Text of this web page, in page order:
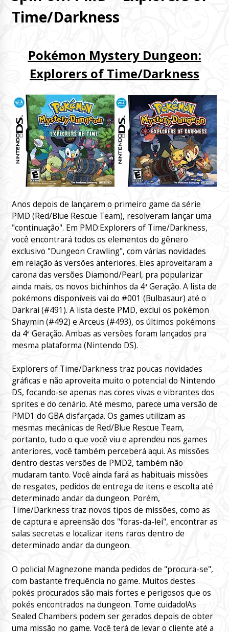
Time/Darkness
Pokémon Mystery Dungeon:
Explorers of Time/Darkness
Anos depois de lançarem o primeiro game da série
PMD (Red/Blue Rescue Team), resolveram lançar uma
"continuação". Em PMD:Explorers of Time/Darkness,
você encontrará todos os elementos do gênero
exclusivo "Dungeon Crawling", com várias novidades
em relação às versões anteriores. Eles aproveitaram a
carona das versões Diamond/Pearl, pra popularizar
ainda mais, os novos bichinhos da 4ª Geração. A lista de
pokémons disponíveis vai do #001 (Bulbasaur) até o
Darkrai (#491). A lista deste PMD, exclui os pokémon
Shaymin (#492) e Arceus (#493), os últimos pokémons
da 4ª Geração. Ambas as versões foram lançados pra
mesma plataforma (Nintendo DS).
Explorers of Time/Darkness traz poucas novidades
gráficas e não aproveita muito o potencial do Nintendo
DS, focando-se apenas nas cores vivas e vibrantes dos
sprites e do cenário. Até mesmo, parece uma versão de
PMD1 do GBA disfarçada. Os games utilizam as
mesmas mecânicas de Red/Blue Rescue Team,
portanto, tudo o que você viu e aprendeu nos games
anteriores, você também perceberá aqui. As missões
dentro destas versões de PMD2, também não
mudaram tanto. Você ainda fará as habituais missões
de resgates, pedidos de entrega de itens e escolta até
determinado andar da dungeon. Porém,
Time/Darkness traz novos tipos de missões, como as
de captura e apreensão dos "foras-da-lei", encontrar as
salas secretas e localizar itens raros dentro de
determinado andar da dungeon.
O policial Magnezone manda pedidos de "procura-se",
com bastante frequência no game. Muitos destes
pokés procurados são mais fortes e perigosos que os
pokés encontrados na dungeon. Tome cuidado!As
Sealed Chambers podem ser gerados depois de obter
uma missão no game. Você terá de levar o cliente até a